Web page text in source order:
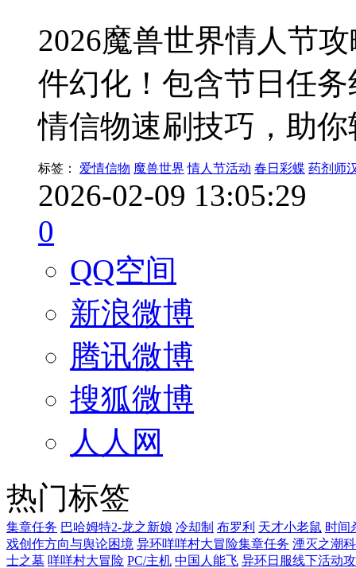
2026魔兽世界情人节
件幻化！包含节日任
情信物速刷技巧，助
标签： 爱情信物 魔兽世界 情人节活动 春日彩蝶 药剂师
2026-02-09 13:05:29
0
QQ空间
新浪微博
腾讯微博
搜狐微博
人人网
热门标签
集章任务 巴哈姆特2-龙之新娘 冷却制 布罗利 天才小老鼠 时间
戏创作方向与舆论困境 异环咩咩村大冒险集章任务 湮灭之潮
士之墓 咩咩村大冒险 PC/主机 中国人能飞 异环日服线下活动